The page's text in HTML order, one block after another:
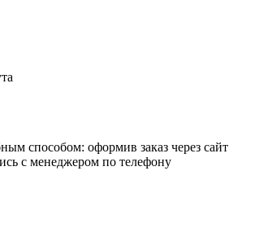
способом: оформив заказ через сайт
с менеджером по телефону